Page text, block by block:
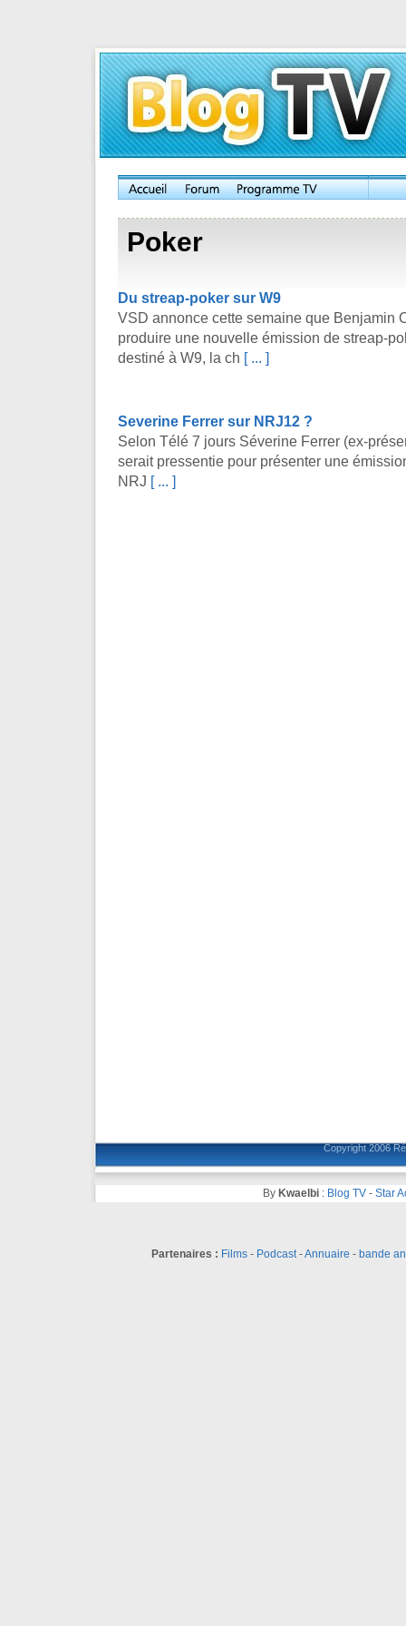
Poker
Du streap-poker sur W9
VSD annonce cette semaine que Benjamin
produire une nouvelle émission de streap-
destiné à W9, la ch [ ... ]
Severine Ferrer sur NRJ12 ?
Selon Télé 7 jours Séverine Ferrer (ex-
serait pressentie pour présenter une
NRJ [ ... ]
Copyright 2006
By Kwaelbi : Blog TV - Star
Partenaires : Films- Podcast-Annuaire - bande